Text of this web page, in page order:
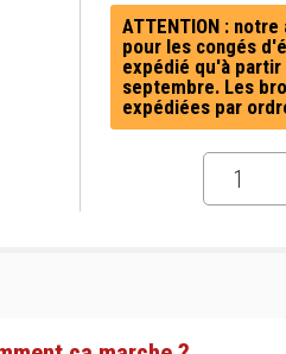
ATTENTION :
pour les congés
expédié qu'à partir
septembre. Les
expédiées par